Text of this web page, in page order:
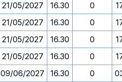
21/05/2027 16.30 0
21/05/2027 16.30 0
21/05/2027 16.30 0
21/05/2027 16.30 0
09/06/2027 16.30 0